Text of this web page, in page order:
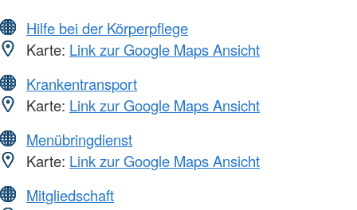
Hilfe bei der Körperpflege
Karte: Link zur Google Maps Ansicht
Krankentransport
Karte: Link zur Google Maps Ansicht
Menübringdienst
Karte: Link zur Google Maps Ansicht
Mitgliedschaft